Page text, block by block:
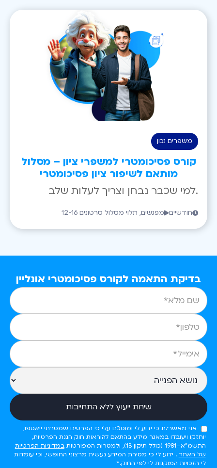
משפרים נכון
קורס פסיכומטרי למשפרי ציון – מסלול
מותאם לשיפור ציון פסיכומטרי
למי שכבר נבחן וצריך לעלות שלב.
12-16 מפגשים, תלוי מסלול סרטונים חודשיים
בדיקת התאמה לקורס פסיכומטרי אונליין
אני מאשר/ת כי ידוע לי ומוסכם עלי כי הפרטים שמסרתי ייאספו,
יוחזקו ויעובדו במאגר מידע בהתאם להוראות חוק הגנת הפרטיות,
התשמ"א–1981 (כולל תיקון 13), ולמטרות המפורטות
במדיניות הפרטיות
של האתר . ידוע לי כי מסירת המידע נעשית מרצוני החופשי, וכי עומדות
לי הזכויות המוקנות לי לפי החוק.*